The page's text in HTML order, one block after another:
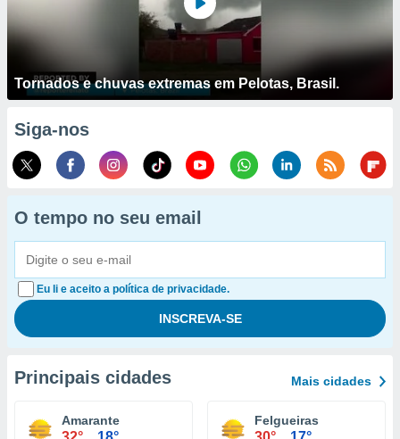
Tornados e chuvas extremas em Pelotas, Brasil.
Siga-nos
O tempo no seu email
Eu li e aceito a política de privacidade.
Principais cidades Mais cidades
Amarante Felgueiras